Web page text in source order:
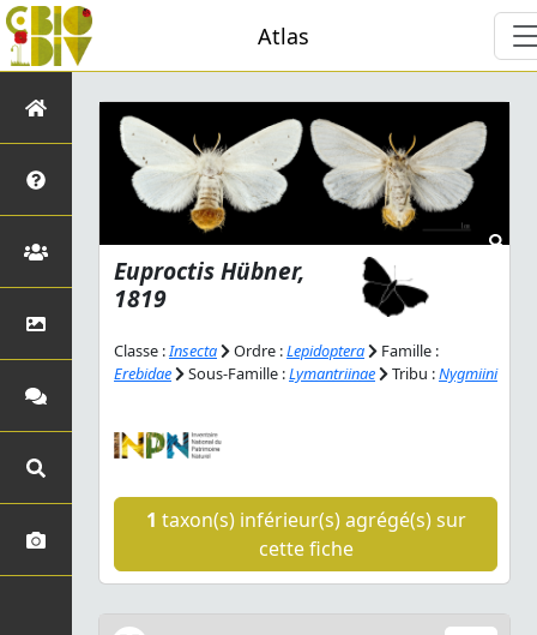
Atlas
EuproctisHübner,
1819
Classe :Insecta Ordre :Lepidoptera
Famille :
Erebidae
Sous-Famille :Lymantriinae Tribu :Nygmiini
1 taxon(s) inférieur(s) agrégé(s) sur
cette fiche